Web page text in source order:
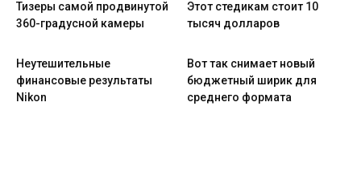
Тизеры самой продвинутой
360-градусной камеры
Этот стедикам стоит 10
тысяч долларов
Неутешительные
финансовые результаты
Nikon
Вот так снимает новый
бюджетный ширик для
среднего формата